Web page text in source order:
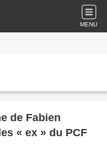
MENU
de Fabien
« ex » du PCF